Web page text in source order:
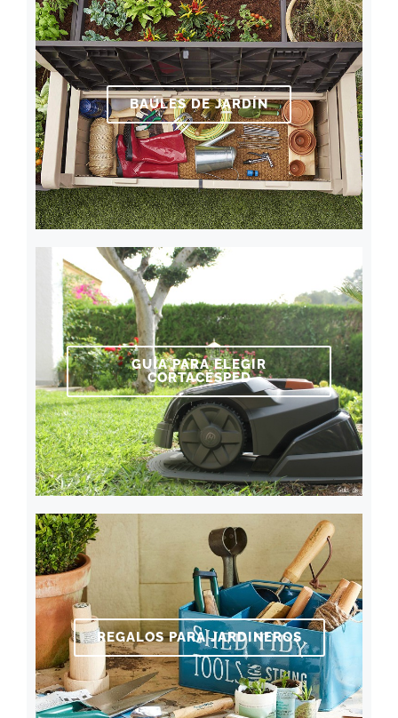
BAÚLES DE JARDÍN
GUÍA PARA ELEGIR
CORTACÉSPED
REGALOS PARA JARDINEROS